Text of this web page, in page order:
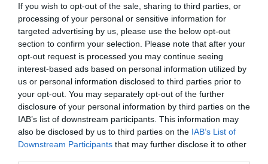
If you wish to opt-out of the sale, sharing to third parties, or
processing of your personal or sensitive information for
targeted advertising by us, please use the below opt-out
section to confirm your selection. Please note that after your
opt-out request is processed you may continue seeing
interest-based ads based on personal information utilized by
us or personal information disclosed to third parties prior to
your opt-out. You may separately opt-out of the further
disclosure of your personal information by third parties on the
IAB’s list of downstream participants. This information may
also be disclosed by us to third parties on the IAB’s List of
Downstream Participants that may further disclose it to other
Feberns viktiga roll för ett
välfungerande immunsystem
ANNONSER